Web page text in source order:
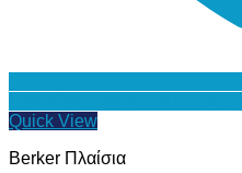
Quick View
Berker Πλαίσια